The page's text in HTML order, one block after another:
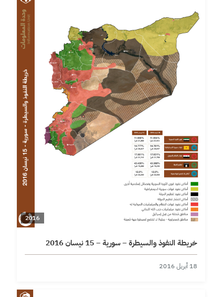
2016
خريطة النفوذ والسيطرة – سورية – 15 نيسان 2016
18 أبريل 2016